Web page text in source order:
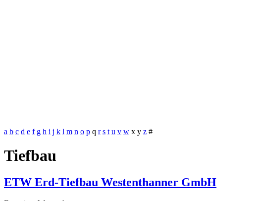
a b c d e f g h i j k l m n o p q r s t u v w x y z #
Tiefbau
ETW Erd-Tiefbau Westenthanner GmbH